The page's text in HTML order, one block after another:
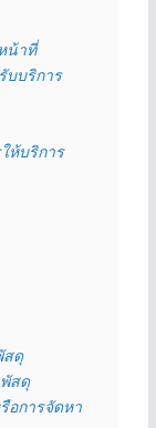
น้าที่
บบริการ
ห้บริการ
สดุ
สดุ
อการจัดหา